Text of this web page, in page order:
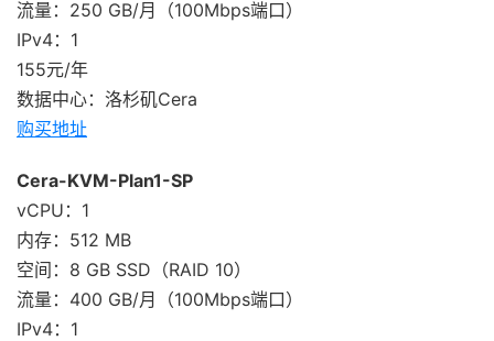
流量：250 GB/月（100Mbps端口）
IPv4：1
155元/年
数据中心：洛杉矶Cera
购买地址
Cera-KVM-Plan1-SP
vCPU：1
内存：512 MB
空间：8 GB SSD（RAID 10）
流量：400 GB/月（100Mbps端口）
IPv4：1